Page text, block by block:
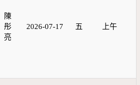
陳
彤
亮
2026-07-17 五 上午